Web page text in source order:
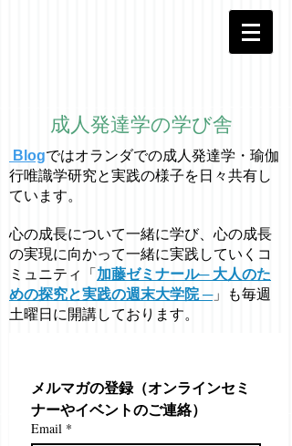
成人発達学の学び舎
Blogではオラ ンダでの成人発達学・ 瑜伽
行唯識学研究と実践の様子を日々共有し
ています。
心の成長について一緒に学び、心の成長
の実現に向かって一緒に実践していくコ
ミュニティ「 加藤ゼミナール─ 大人のた
めの探究と実践の週末大学院 ─」も毎週
土曜日に開講しております。
メルマガの登録（オンラインセミ
ナーやイベントのご連絡）
Email *